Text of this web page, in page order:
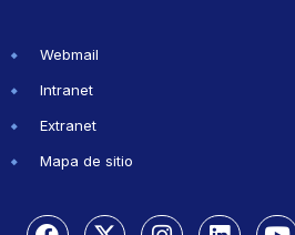
Webmail
Intranet
Extranet
Mapa de sitio